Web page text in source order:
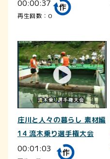
00:00:37
再生回数：0
庄川と人々の暮らし 素材編
14 流木乗り選手権大会
00:01:03